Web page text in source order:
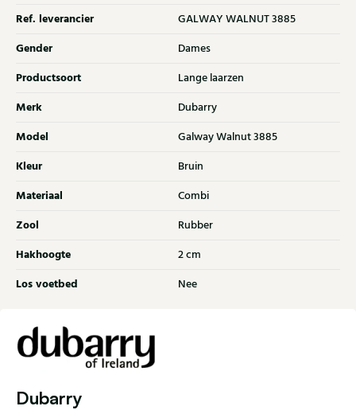
Ref. leverancier GALWAY WALNUT 3885
Gender Dames
Productsoort Lange laarzen
Merk Dubarry
Model Galway Walnut 3885
Kleur Bruin
Materiaal Combi
Zool Rubber
Hakhoogte 2 cm
Los voetbed Nee
Dubarry